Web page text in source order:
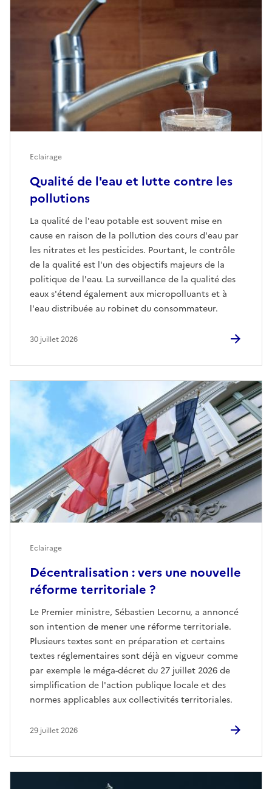
Qualité de l'eau et lutte contre les
pollutions
La qualité de l'eau potable est souvent mise en
cause en raison de la pollution des cours d'eau par
les nitrates et les pesticides. Pourtant, le contrôle
de la qualité est l'un des objectifs majeurs de la
politique de l'eau. La surveillance de la qualité des
eaux s'étend également aux micropolluants et à
l'eau distribuée au robinet du consommateur.
Eclairage
30 juillet 2026
Décentralisation : vers une nouvelle
réforme territoriale ?
Le Premier ministre, Sébastien Lecornu, a annoncé
son intention de mener une réforme territoriale.
Plusieurs textes sont en préparation et certains
textes réglementaires sont déjà en vigueur comme
par exemple le méga-décret du 27 juillet 2026 de
simplification de l'action publique locale et des
normes applicables aux collectivités territoriales.
Eclairage
29 juillet 2026